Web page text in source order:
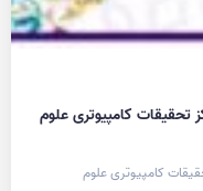
تحقیقات کامپیوتری علوم
کامپیوتری علوم